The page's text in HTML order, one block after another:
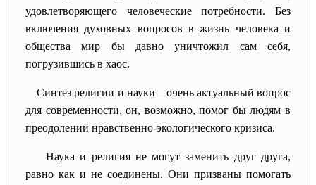
удовлетворяющего человеческие потребности. Без
включения духовных вопросов в жизнь человека и
общества мир бы давно уничтожил сам себя,
погрузившись в хаос.
Синтез религии и науки – очень актуальный вопрос
для современности, он, возможно, помог бы людям в
преодолении нравственно-экологического кризиса.
Наука и религия не могут заменить друг друга,
равно как и не соединены. Они призваны помогать